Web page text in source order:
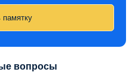
памятку
вопросы